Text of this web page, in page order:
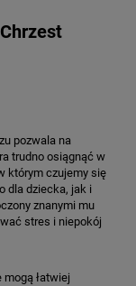
pozwala na
trudno osiągnąć w
którym czujemy się
dla dziecka, jak i
znanymi mu
stres i niepokój
łatwiej